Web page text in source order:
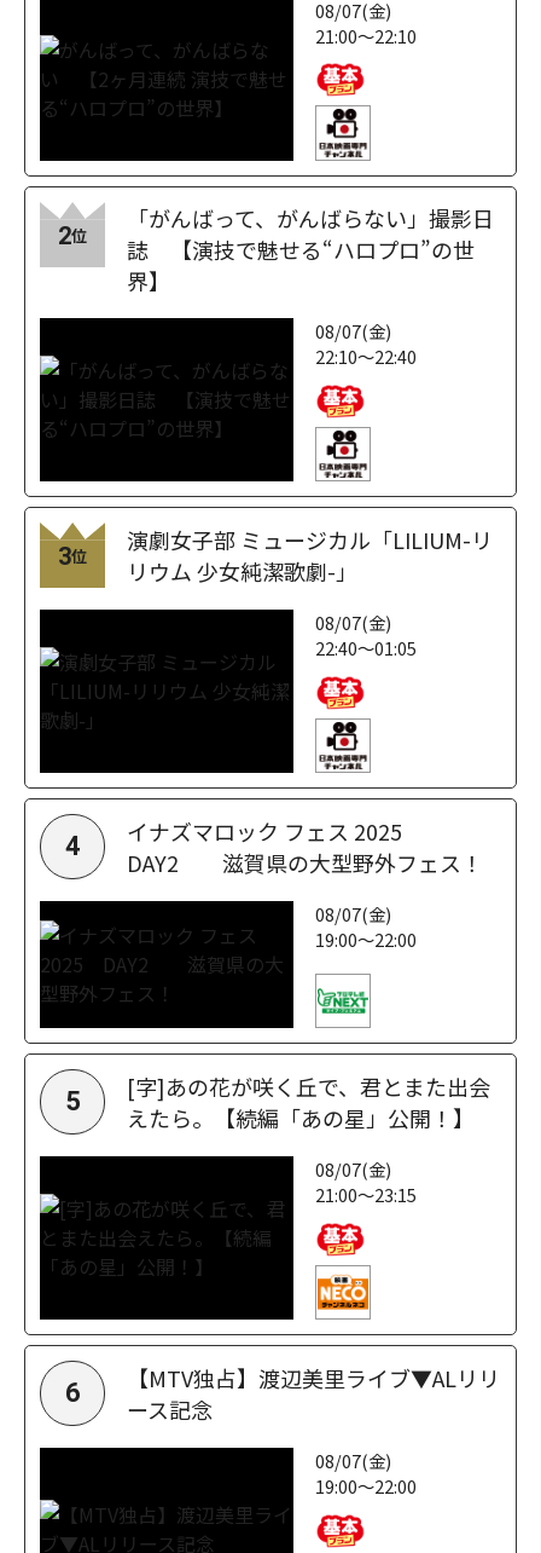
08/07(金)
21:00～22:10
2位
「がんばって、がんばらない」撮影日
誌 【演技で魅せる“ハロプロ”の世
界】
08/07(金)
22:10～22:40
3位
演劇女子部 ミュージカル「LILIUM-リ
リウム 少女純潔歌劇-」
08/07(金)
22:40～01:05
4
イナズマロック フェス 2025
DAY2 滋賀県の大型野外フェス！
08/07(金)
19:00～22:00
5
[字]あの花が咲く丘で、君とまた出会
えたら。【続編「あの星」公開！】
08/07(金)
21:00～23:15
6
【MTV独占】渡辺美里ライブ▼ALリリ
ース記念
08/07(金)
19:00～22:00